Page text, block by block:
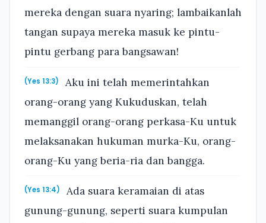
mereka dengan suara nyaring; lambaikanlah
tangan supaya mereka masuk ke pintu-
pintu gerbang para bangsawan!
(Yes 13:3)
Aku ini telah memerintahkan
orang-orang yang Kukuduskan, telah
memanggil orang-orang perkasa-Ku untuk
melaksanakan hukuman murka-Ku, orang-
orang-Ku yang beria-ria dan bangga.
(Yes 13:4)
Ada suara keramaian di atas
gunung-gunung, seperti suara kumpulan